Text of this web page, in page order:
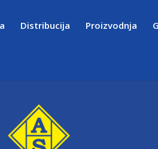
Distribucija Proizvodnja